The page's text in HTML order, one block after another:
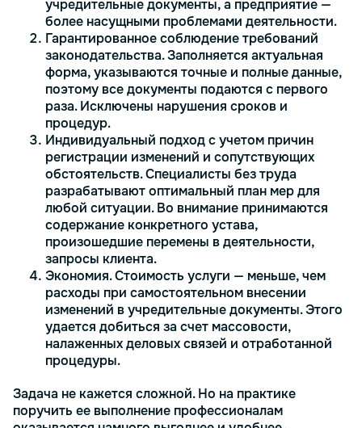
учредительные документы, а предприятие —
более насущными проблемами деятельности.
Гарантированное соблюдение требований
законодательства. Заполняется актуальная
форма, указываются точные и полные данные,
поэтому все документы подаются с первого
раза. Исключены нарушения сроков и
процедур.
Индивидуальный подход с учетом причин
регистрации изменений и сопутствующих
обстоятельств. Специалисты без труда
разрабатывают оптимальный план мер для
любой ситуации. Во внимание принимаются
содержание конкретного устава,
произошедшие перемены в деятельности,
запросы клиента.
Экономия. Стоимость услуги — меньше, чем
расходы при самостоятельном внесении
изменений в учредительные документы. Этого
удается добиться за счет массовости,
налаженных деловых связей и отработанной
процедуры.
Задача не кажется сложной. Но на практике
поручить ее выполнение профессионалам